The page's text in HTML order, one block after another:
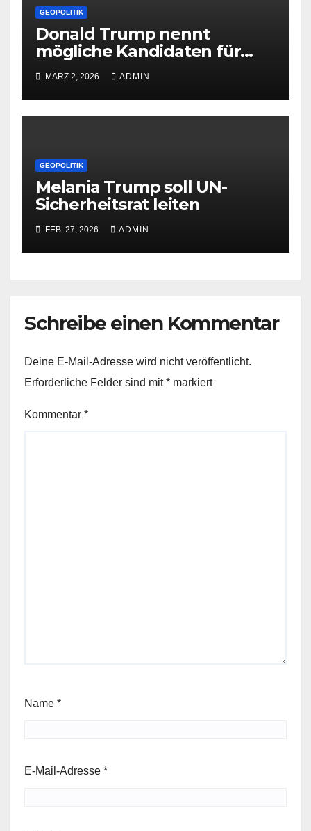
GEOPOLITIK
Donald Trump nennt
mögliche Kandidaten für
Irans Führung
MÄRZ 2, 2026 ADMIN
GEOPOLITIK
Melania Trump soll UN-
Sicherheitsrat leiten
FEB. 27, 2026 ADMIN
Schreibe einen Kommentar
Deine E-Mail-Adresse wird nicht veröffentlicht.
Erforderliche Felder sind mit* markiert
Kommentar *
Name *
E-Mail-Adresse *